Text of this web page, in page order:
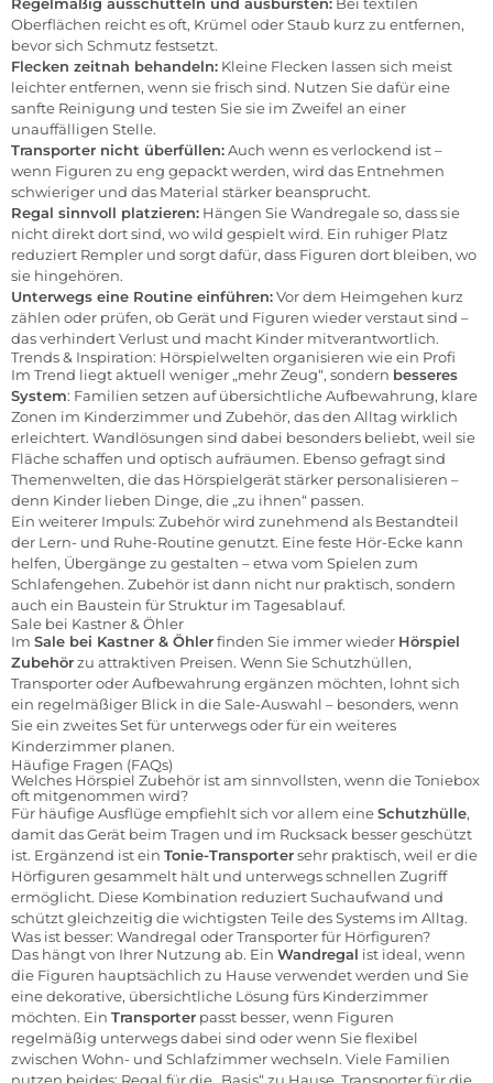
Oberflächen reicht es oft, Krümel oder Staub kurz zu entfernen,
bevor sich Schmutz festsetzt.
Flecken zeitnah behandeln: Kleine Flecken lassen sich meist
leichter entfernen, wenn sie frisch sind. Nutzen Sie dafür eine
sanfte Reinigung und testen Sie sie im Zweifel an einer
unauffälligen Stelle.
Transporter nicht überfüllen:Auch wenn es verlockend ist –
wenn Figuren zu eng gepackt werden, wird das Entnehmen
schwieriger und das Material stärker beansprucht.
Regal sinnvoll platzieren: Hängen Sie Wandregale so, dass sie
nicht direkt dort sind, wo wild gespielt wird. Ein ruhiger Platz
reduziert Rempler und sorgt dafür, dass Figuren dort bleiben, wo
sie hingehören.
Unterwegs eine Routine einführen:Vor dem Heimgehen kurz
zählen oder prüfen, ob Gerät und Figuren wieder verstaut sind –
das verhindert Verlust und macht Kinder mitverantwortlich.
Trends & Inspiration: Hörspielwelten organisieren wie ein Profi
Im Trend liegt aktuell weniger „mehr Zeug“, sondern besseres
System: Familien setzen auf übersichtliche Aufbewahrung, klare
Zonen im Kinderzimmer und Zubehör, das den Alltag wirklich
erleichtert. Wandlösungen sind dabei besonders beliebt, weil sie
Fläche schaffen und optisch aufräumen. Ebenso gefragt sind
Themenwelten, die das Hörspielgerät stärker personalisieren –
denn Kinder lieben Dinge, die „zu ihnen“ passen.
Ein weiterer Impuls: Zubehör wird zunehmend als Bestandteil
der Lern- und Ruhe-Routine genutzt. Eine feste Hör-Ecke kann
helfen, Übergänge zu gestalten – etwa vom Spielen zum
Schlafengehen. Zubehör ist dann nicht nur praktisch, sondern
auch ein Baustein für Struktur im Tagesablauf.
Sale bei Kastner & Öhler
Im Sale bei Kastner & Öhlerfinden Sie immer wieder Hörspiel
Zubehörzu attraktiven Preisen. Wenn Sie Schutzhüllen,
Transporter oder Aufbewahrung ergänzen möchten, lohnt sich
ein regelmäßiger Blick in die Sale-Auswahl – besonders, wenn
Sie ein zweites Set für unterwegs oder für ein weiteres
Kinderzimmer planen.
Häufige Fragen (FAQs)
Welches Hörspiel Zubehör ist am sinnvollsten, wenn die Toniebox
oft mitgenommen wird?
Für häufige Ausflüge empfiehlt sich vor allem eineSchutzhülle,
damit das Gerät beim Tragen und im Rucksack besser geschützt
ist. Ergänzend ist ein Tonie-Transportersehr praktisch, weil er die
Hörfiguren gesammelt hält und unterwegs schnellen Zugriff
ermöglicht. Diese Kombination reduziert Suchaufwand und
schützt gleichzeitig die wichtigsten Teile des Systems im Alltag.
Was ist besser: Wandregal oder Transporter für Hörfiguren?
Das hängt von Ihrer Nutzung ab. Ein Wandregal ist ideal, wenn
die Figuren hauptsächlich zu Hause verwendet werden und Sie
eine dekorative, übersichtliche Lösung fürs Kinderzimmer
möchten. Ein Transporter passt besser, wenn Figuren
regelmäßig unterwegs dabei sind oder wenn Sie flexibel
zwischen Wohn- und Schlafzimmer wechseln. Viele Familien